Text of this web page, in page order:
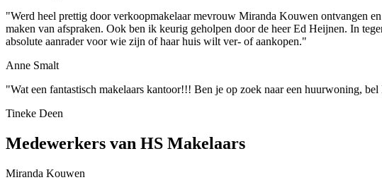
"Werd heel prettig door verkoopmakelaar mevrouw Miranda Kouwen ontvangen
maken van afspraken. Ook ben ik keurig geholpen door de heer Ed Heijnen. In
absolute aanrader voor wie zijn of haar huis wilt ver- of aankopen."
Anne Smalt
"Wat een fantastisch makelaars kantoor!!! Ben je op zoek naar een huurwoning,
Tineke Deen
Medewerkers van HS Makelaars
Miranda Kouwen